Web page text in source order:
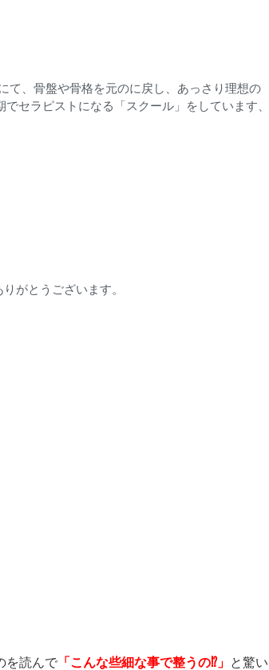
て、骨盤や骨格を元のに戻し、あっさり理想の
セラピストになる「スクール」をしています、
がとうございます。
を読んで 「 こんな些細な事で整うの⁉︎」 と驚い